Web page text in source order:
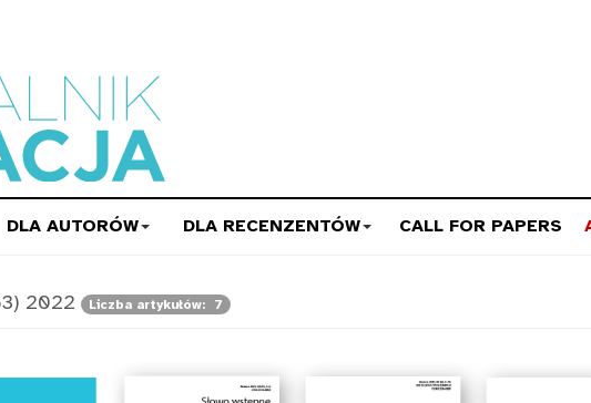
DLA AUTORÓW DLA RECENZENTÓW CALL FOR PAPERS
2022 Liczba artykułów: 7